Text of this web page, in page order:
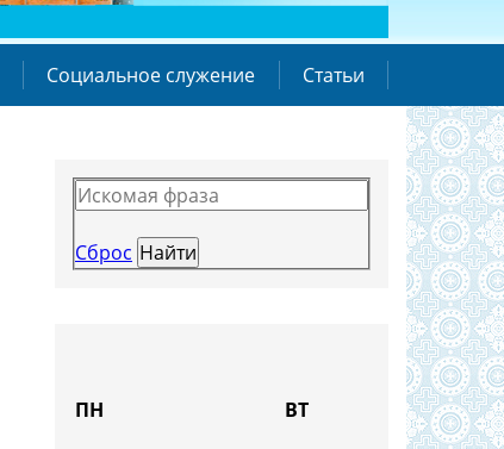
Социальное служение Статьи
Сброс
ПН ВТ